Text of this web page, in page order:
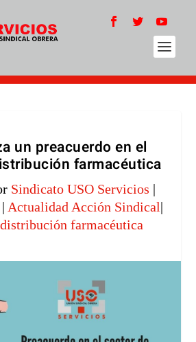
un preacuerdo en el
farmacéutica
Sindicato USO Servicios |
| Actualidad Acción Sindical|
distribución farmacéutica